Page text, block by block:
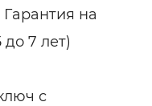
на
7 лет)
с